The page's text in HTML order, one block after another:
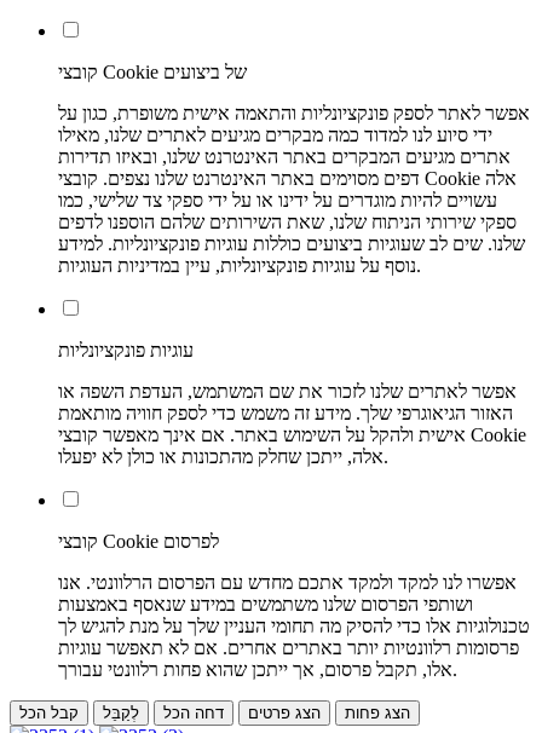
קובצי Cookie של ביצועים
אפשר לאתר לספק פונקציונליות והתאמה אישית משופרת, כגון על
ידי סיוע לנו למדוד כמה מבקרים מגיעים לאתרים שלנו, מאילו
אתרים מגיעים המבקרים באתר האינטרנט שלנו, ובאיזו תדירות
דפים מסוימים באתר האינטרנט שלנו נצפים. קובצי Cookie אלה
עשויים להיות מוגדרים על ידינו או על ידי ספקי צד שלישי, כמו
ספקי שירותי הניתוח שלנו, שאת השירותים שלהם הוספנו לדפים
שלנו. שים לב שעוגיות ביצועים כוללות עוגיות פונקציונליות. למידע
נוסף על עוגיות פונקציונליות, עיין במדיניות העוגיות.
עוגיות פונקציונליות
אפשר לאתרים שלנו לזכור את שם המשתמש, העדפת השפה או
האזור הגיאוגרפי שלך. מידע זה משמש כדי לספק חוויה מותאמת
אישית ולהקל על השימוש באתר. אם אינך מאפשר קובצי Cookie
אלה, ייתכן שחלק מהתכונות או כולן לא יפעלו.
קובצי Cookie לפרסום
אפשרו לנו למקד ולמקד אתכם מחדש עם הפרסום הרלוונטי. אנו
ושותפי הפרסום שלנו משתמשים במידע שנאסף באמצעות
טכנולוגיות אלו כדי להסיק מה תחומי העניין שלך על מנת להגיש לך
פרסומות רלוונטיות יותר באתרים אחרים. אם לא תאפשר עוגיות
אלו, תקבל פרסום, אך ייתכן שהוא פחות רלוונטי עבורך.
קבל הכל לְקַבֵּל דחה הכל הצג פרטים הצג פחות